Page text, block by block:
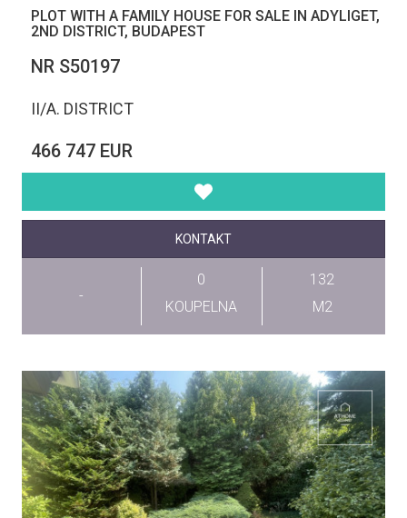
PLOT WITH A FAMILY HOUSE FOR SALE IN ADYLIGET,
2ND DISTRICT, BUDAPEST
NR S50197
II/A. DISTRICT
466 747 EUR
KONTAKT
-
0
KOUPELNA
132
M2